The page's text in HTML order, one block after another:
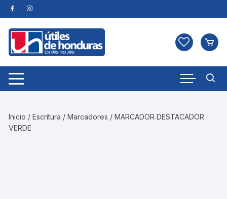
Skip
to
content
Inicio /Escritura /Marcadores / MARCADOR DESTACADOR
VERDE